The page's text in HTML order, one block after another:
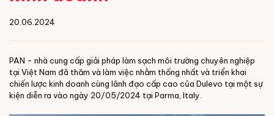
20.06.2024
PAN - nhà cung cấp giải pháp làm sạch môi trường chuyên nghiệp
tại Việt Nam đã thăm và làm việc nhằm thống nhất và triển khai
chiến lược kinh doanh cùng lãnh đạo cấp cao của Dulevo tại một sự
kiện diễn ra vào ngày 20/05/2024 tại Parma, Italy.